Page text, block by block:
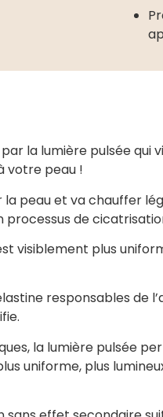
la lumière pulsée qui
votre peau !
la peau et va chauffer
de
visiblement plus
responsables de
la lumière pulsée
uniforme, plus